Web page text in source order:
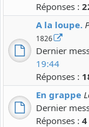
Réponses :
A la loupe.
1826
Dernier
19:44
Réponses :
En grappe
Dernier
Réponses : 4